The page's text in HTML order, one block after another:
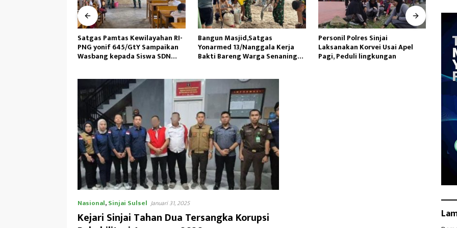
Bangun Masjid,Satgas
Yonarmed 13/Nanggala Kerja
Bakti Bareng Warga Senaning
Personil Polres Sinjai
Laksanakan Korvei Usai Apel
Pagi, Peduli lingkungan
Tingkatkan Kualitas Kesehatan
Masyarakat,Kilang Balongan
Edukasi Perawatan Gigi
Nasional,Sinjai Sulsel Januari 31, 2025
Kejari Sinjai Tahan Dua Tersangka Korupsi